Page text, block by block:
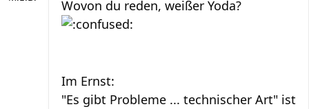
Wovon du reden, weißer Yoda?
Im Ernst:
"Es gibt Probleme ... technischer Art" ist